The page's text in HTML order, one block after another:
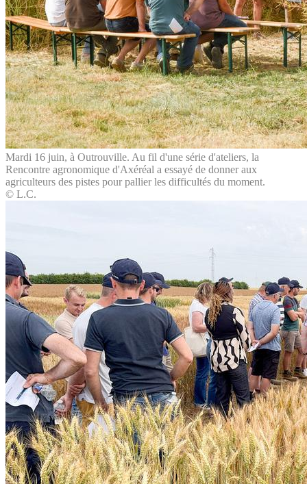
Mardi 16 juin, à Outrouville. Au fil d'une série d'ateliers, la
Rencontre agronomique d'Axéréal a essayé de donner aux
agriculteurs des pistes pour pallier les difficultés du moment.
© L.C.